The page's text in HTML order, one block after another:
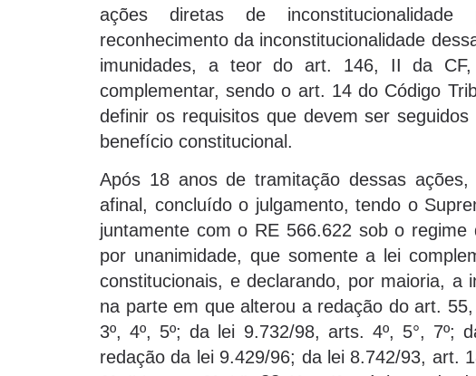
ações diretas de
reconhecimento da inconstitucionalidade
imunidades, a teor do art. 146, II da
complementar, sendo o art. 14 do Código
definir os requisitos que devem ser
benefício constitucional.
Após 18 anos de tramitação dessas
afinal, concluído o julgamento, tendo o
juntamente com o RE 566.622 sob o regime
por unanimidade, que somente a lei
constitucionais, e declarando, por maioria, a
na parte em que alterou a redação do art.
3º, 4º, 5º; da lei 9.732/98, arts. 4º, 5°, 7º;
redação da lei 9.429/96; da lei 8.742/93, art.